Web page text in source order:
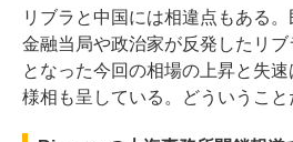
リブラと中国には相違点もある
金融当局や政治家が反発したリ
となった今回の相場の上昇と失
様相も呈している。どういうこと